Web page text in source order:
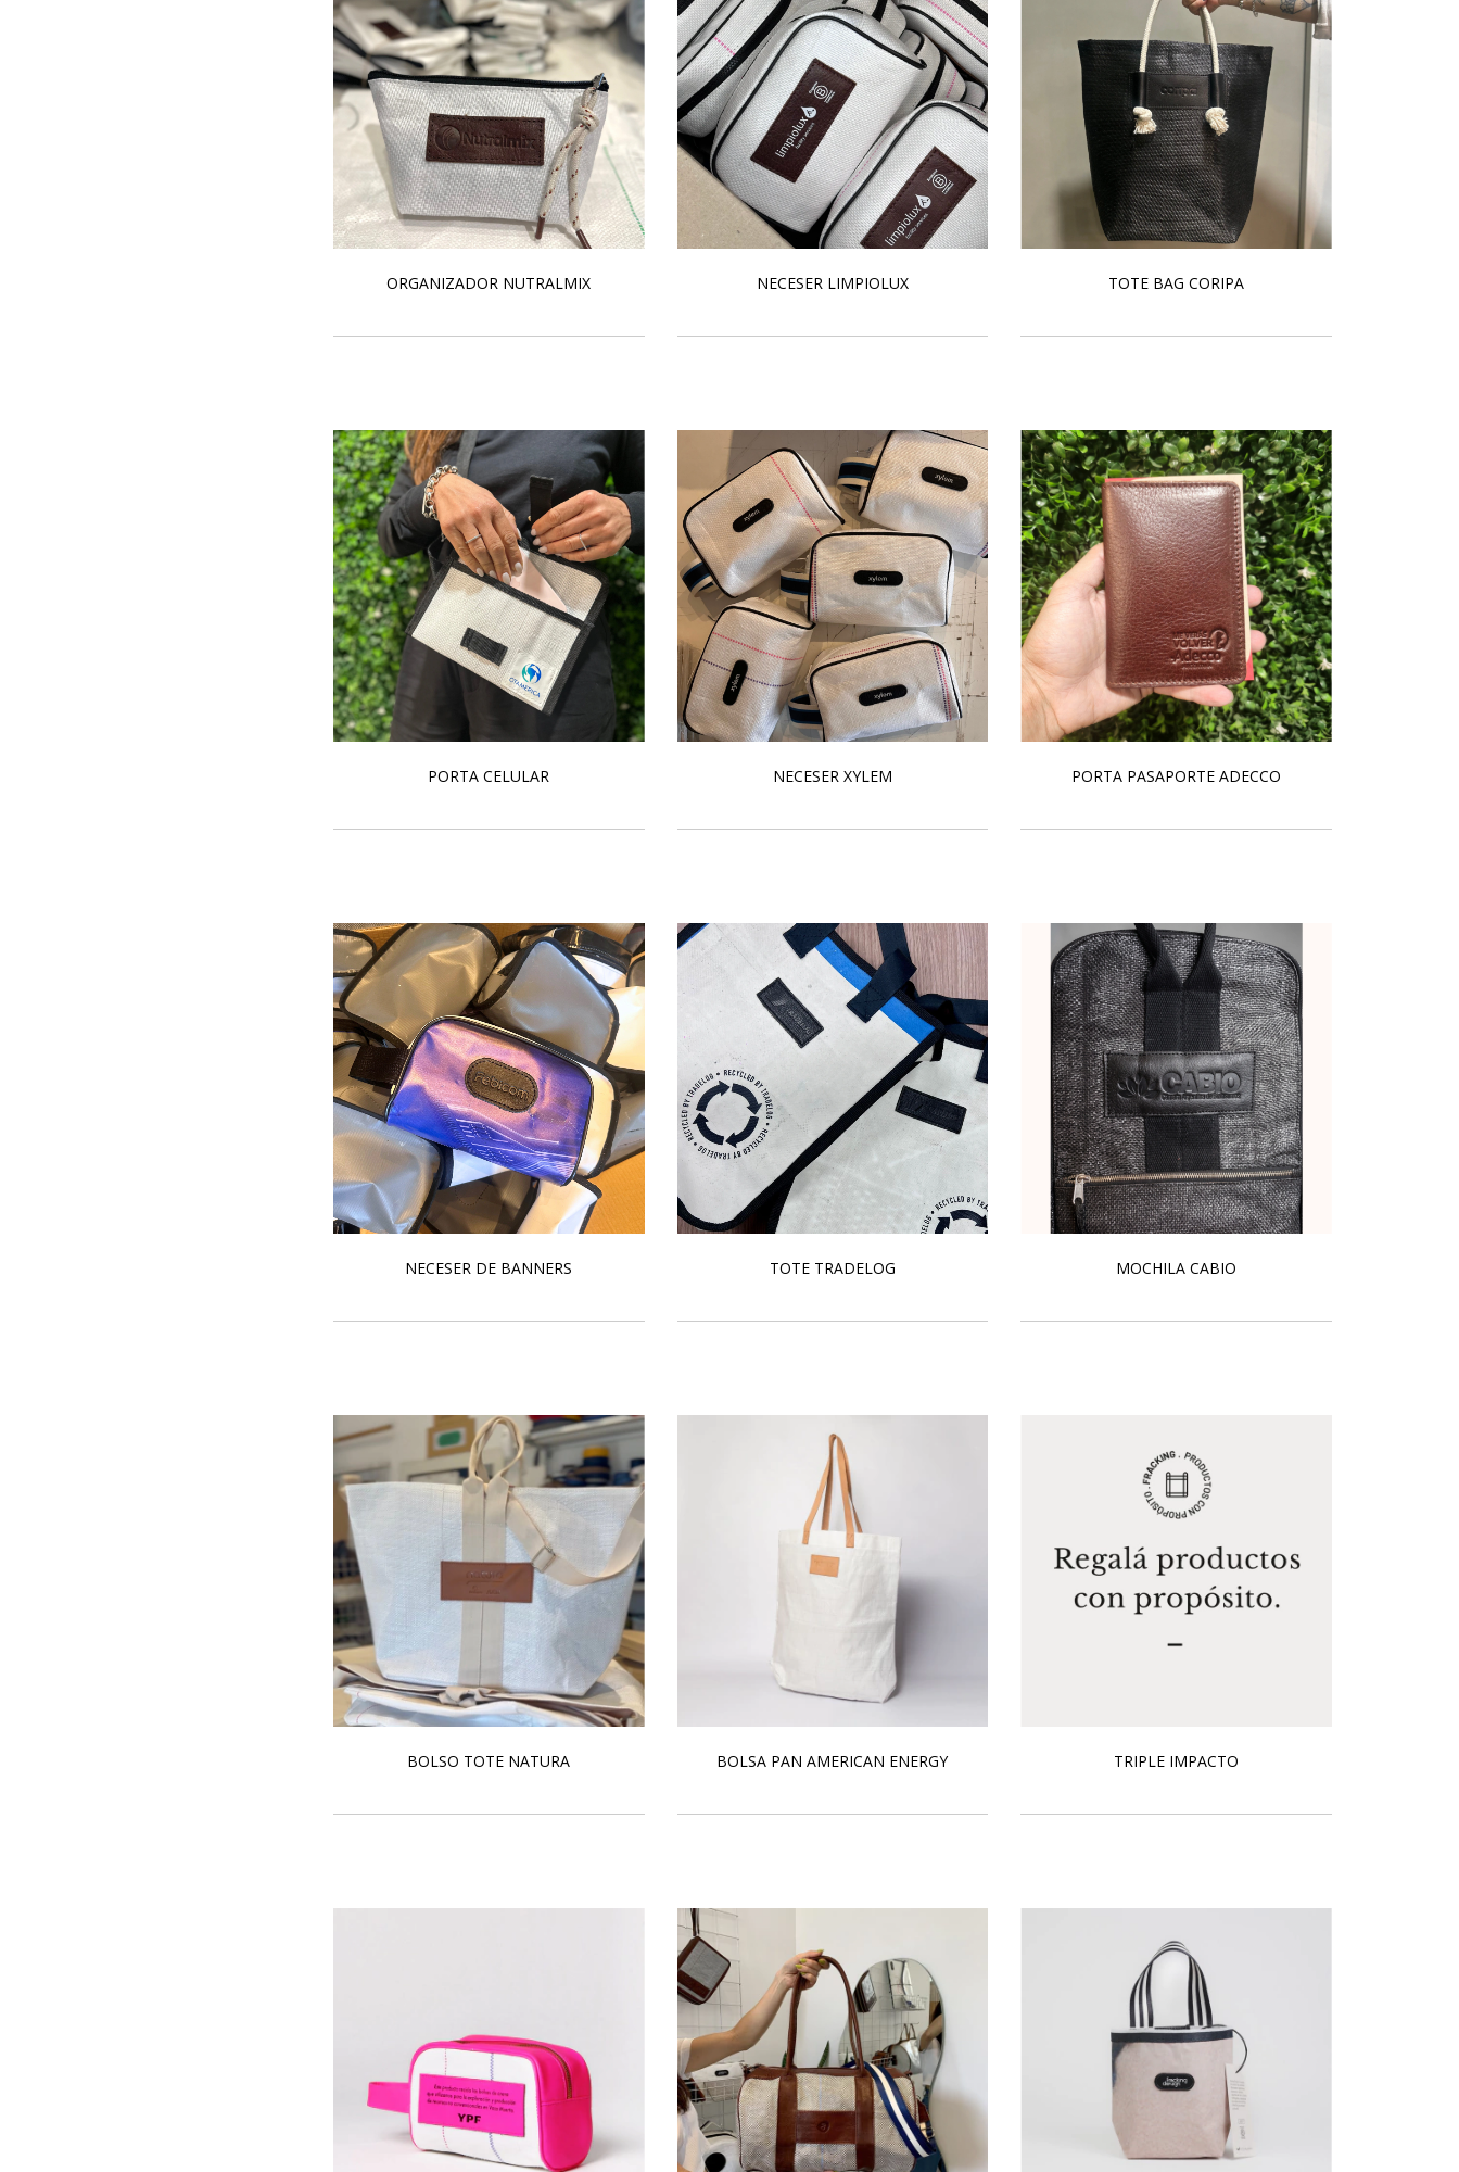
ORGANIZADOR NUTRALMIX NECESER LIMPIOLUX TOTE BAG CORIPA
PORTA CELULAR NECESER XYLEM PORTA PASAPORTE ADECCO
NECESER DE BANNERS TOTE TRADELOG MOCHILA CABIO
BOLSO TOTE NATURA BOLSA PAN AMERICAN ENERGY TRIPLE IMPACTO